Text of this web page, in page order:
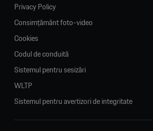
Privacy Policy
Consimțământ foto-video
Cookies
Codul de conduită
Sistemul pentru sesizări
WLTP
Sistemul pentru avertizori de integritate